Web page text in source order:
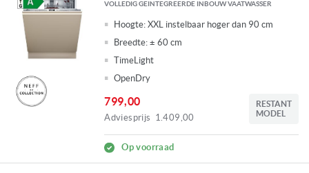
VOLLEDIG GEINTEGREERDE INBOUW VAATWASSER
Hoogte: XXL instelbaar hoger dan 90 cm
Breedte: ± 60 cm
TimeLight
OpenDry
799,00
Adviesprijs 1.409,00
RESTANT
MODEL
Op voorraad